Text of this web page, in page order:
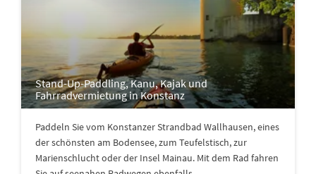
Stand-Up-Paddling, Kanu, Kajak und
Fahrradvermietung in Konstanz
Paddeln Sie vom Konstanzer Strandbad Wallhausen, eines
der schönsten am Bodensee, zum Teufelstisch, zur
Marienschlucht oder der Insel Mainau. Mit dem Rad fahren